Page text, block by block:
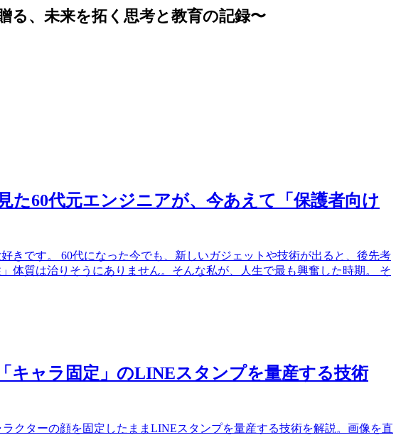
る、未来を拓く思考と教育の記録〜
た60代元エンジニアが、今あえて「保護者向け
きです。 60代になった今でも、新しいガジェットや技術が出ると、後先考
体質は治りそうにありません。そんな私が、人生で最も興奮した時期。 そ
キャラ固定」のLINEスタンプを量産する技術
ラクターの顔を固定したままLINEスタンプを量産する技術を解説。画像を直